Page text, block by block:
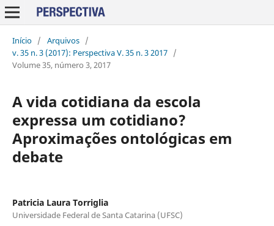
Início / Arquivos /
v. 35 n. 3 (2017): Perspectiva V. 35 n. 3 2017 /
Volume 35, número 3, 2017
A vida cotidiana da escola
expressa um cotidiano?
Aproximações ontológicas em
debate
Patricia Laura Torriglia
Universidade Federal de Santa Catarina (UFSC)